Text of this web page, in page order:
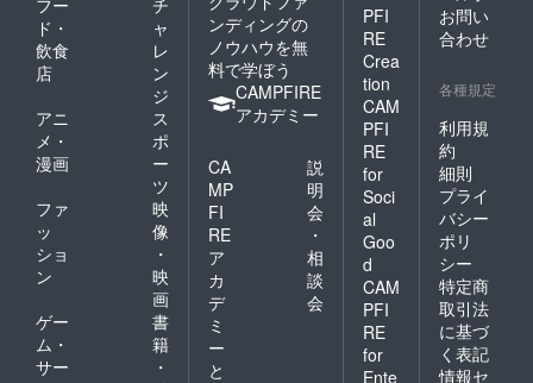
ド・
飲食
店
ャ
レ
ン
ジ
アニ
メ・
漫画
ス
ポ
ー
ツ
ファ
ッ
ショ
ン
映
像
・
映
画
ゲー
ム・
サー
書
籍
・
ンディングの
ノウハウを無
料で学ぼう
CAMPFIRE
アカデミー
CA
MP
FI
RE
ア
カ
デ
ミ
ー
と
説
明
会
・
相
談
会
PFI
RE
Crea
tion
CAM
PFI
RE
for
Soci
al
Goo
d
CAM
PFI
RE
for
Ente
お問い
合わせ
各種規定
利用規
約
細則
プライ
バシー
ポリ
シー
特定商
取引法
に基づ
く表記
情報セ